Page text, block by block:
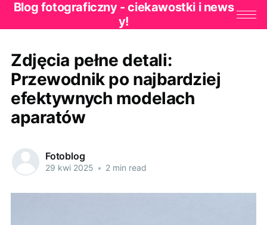
Blog fotograficzny - ciekawostki i news
y!
Zdjęcia pełne detali:
Przewodnik po najbardziej
efektywnych modelach
aparatów
Fotoblog
29 kwi 2025 • 2 min read